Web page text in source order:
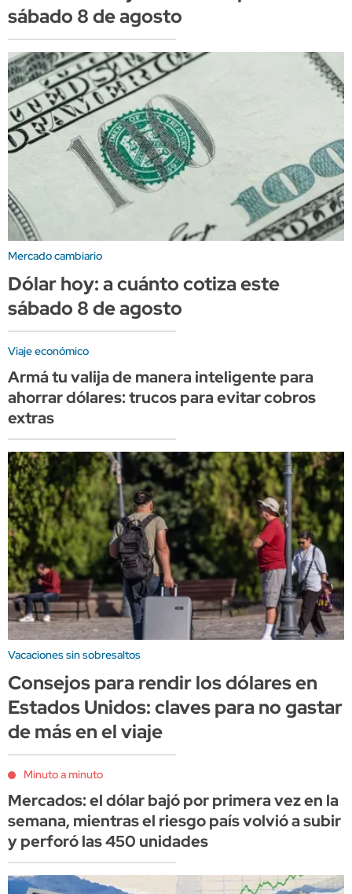
sábado 8 de agosto
Mercado cambiario
Dólar hoy: a cuánto cotiza este
sábado 8 de agosto
Viaje económico
Armá tu valija de manera inteligente para
ahorrar dólares: trucos para evitar cobros
extras
Vacaciones sin sobresaltos
Consejos para rendir los dólares en
Estados Unidos: claves para no gastar
de más en el viaje
Minuto a minuto
Mercados: el dólar bajó por primera vez en la
semana, mientras el riesgo país volvió a subir
y perforó las 450 unidades